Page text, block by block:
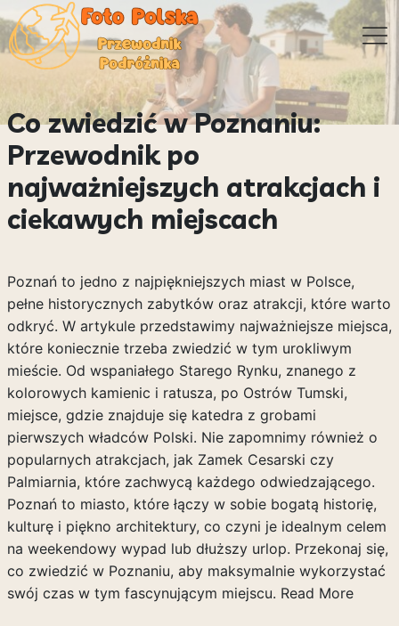
Co zwiedzić w Poznaniu:
Przewodnik po
najważniejszych atrakcjach i
ciekawych miejscach
Poznań to jedno z najpiękniejszych miast w Polsce,
pełne historycznych zabytków oraz atrakcji, które warto
odkryć. W artykule przedstawimy najważniejsze miejsca,
które koniecznie trzeba zwiedzić w tym urokliwym
mieście. Od wspaniałego Starego Rynku, znanego z
kolorowych kamienic i ratusza, po Ostrów Tumski,
miejsce, gdzie znajduje się katedra z grobami
pierwszych władców Polski. Nie zapomnimy również o
popularnych atrakcjach, jak Zamek Cesarski czy
Palmiarnia, które zachwycą każdego odwiedzającego.
Poznań to miasto, które łączy w sobie bogatą historię,
kulturę i piękno architektury, co czyni je idealnym celem
na weekendowy wypad lub dłuższy urlop. Przekonaj się,
co zwiedzić w Poznaniu, aby maksymalnie wykorzystać
swój czas w tym fascynującym miejscu. Read More